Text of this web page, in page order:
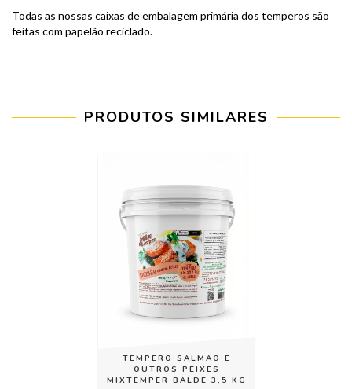
Todas as nossas caixas de embalagem primária dos temperos são
feitas com papelão reciclado.
PRODUTOS SIMILARES
TEMPERO SALMÃO E
OUTROS PEIXES
MIXTEMPER BALDE 3,5 KG